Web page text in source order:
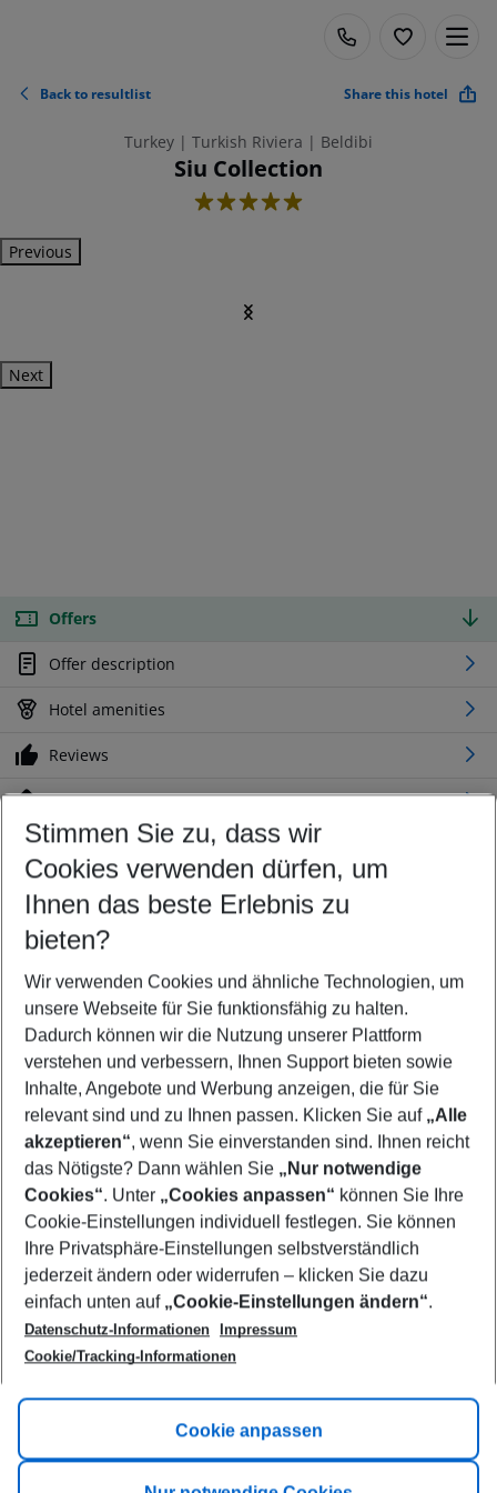
Back to resultlist Share this hotel
Turkey | Turkish Riviera | Beldibi
Siu Collection
5
Previous
Next
Offers
Offer description
Hotel amenities
Reviews
Location
Customize your offer
Find the perfect deal which suits your best
Your departure airport
Any airport
Select your date range
11/08/26–09/08/27 5-8 nights
Who will travel
2 adults No children
Show more filter
Footer
Footer navigation
Title A
Link A
Stimmen Sie zu, dass wir
Cookies verwenden dürfen, um
Ihnen das beste Erlebnis zu
bieten?
Wir verwenden Cookies und ähnliche Technologien, um
unsere Webseite für Sie funktionsfähig zu halten.
Dadurch können wir die Nutzung unserer Plattform
verstehen und verbessern, Ihnen Support bieten sowie
Inhalte, Angebote und Werbung anzeigen, die für Sie
relevant sind und zu Ihnen passen. Klicken Sie auf „Alle
akzeptieren“, wenn Sie einverstanden sind. Ihnen reicht
das Nötigste? Dann wählen Sie „Nur notwendige
Cookies“. Unter „Cookies anpassen“ können Sie Ihre
Cookie-Einstellungen individuell festlegen. Sie können
Ihre Privatsphäre-Einstellungen selbstverständlich
jederzeit ändern oder widerrufen – klicken Sie dazu
einfach unten auf „Cookie-Einstellungen ändern“.
Datenschutz-Informationen
Impressum
Cookie/Tracking-Informationen
Cookie anpassen